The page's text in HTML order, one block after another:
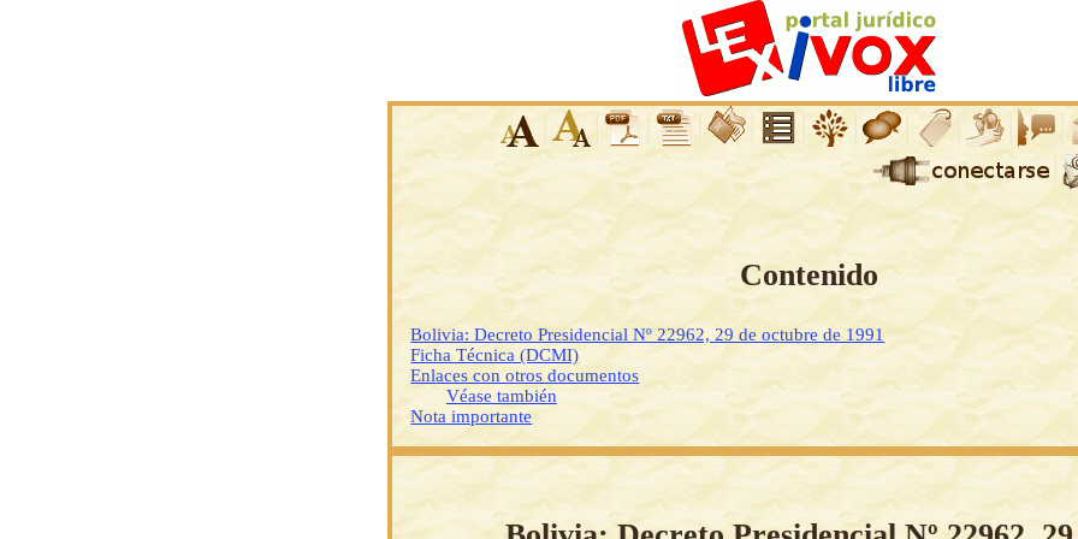
Contenido
Bolivia: Decreto Presidencial Nº 22962, 29 de octubre de 1991
Ficha Técnica (DCMI)
Enlaces con otros documentos
Véase también
Nota importante